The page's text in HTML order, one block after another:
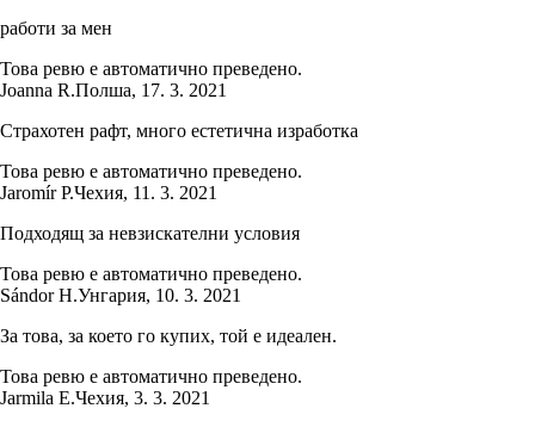
работи за мен
Това ревю е автоматично преведено.
Joanna R.Полша, 17. 3. 2021
Страхотен рафт, много естетична изработка
Това ревю е автоматично преведено.
Jaromír P.Чехия, 11. 3. 2021
Подходящ за невзискателни условия
Това ревю е автоматично преведено.
Sándor H.Унгария, 10. 3. 2021
За това, за което го купих, той е идеален.
Това ревю е автоматично преведено.
Jarmila E.Чехия, 3. 3. 2021